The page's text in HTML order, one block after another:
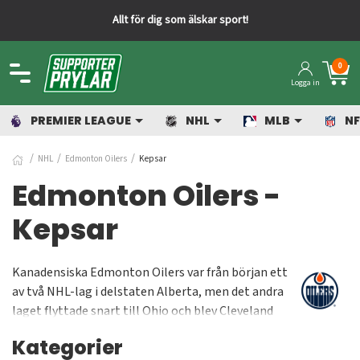
Logga in
0
PREMIER LEAGUE NHL MLB
NHL Edmonton Oilers Kepsar
Edmonton Oilers -
Kepsar
Kanadensiska Edmonton Oilers var från början ett
av två NHL-lag i delstaten Alberta, men det andra
laget flyttade snart till Ohio och blev Cleveland
under åttiotalet då man vann Stanley Cup fem
Kategorier